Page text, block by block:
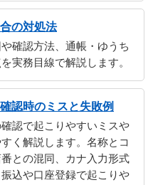
の対処法
確認方法、通帳・ゆうち
実務目線で解説します。
認時のミスと失敗例
認で起こりやすいミスや
く解説します。名称とコ
との混同、カナ入力形式
込や口座登録で起こりや